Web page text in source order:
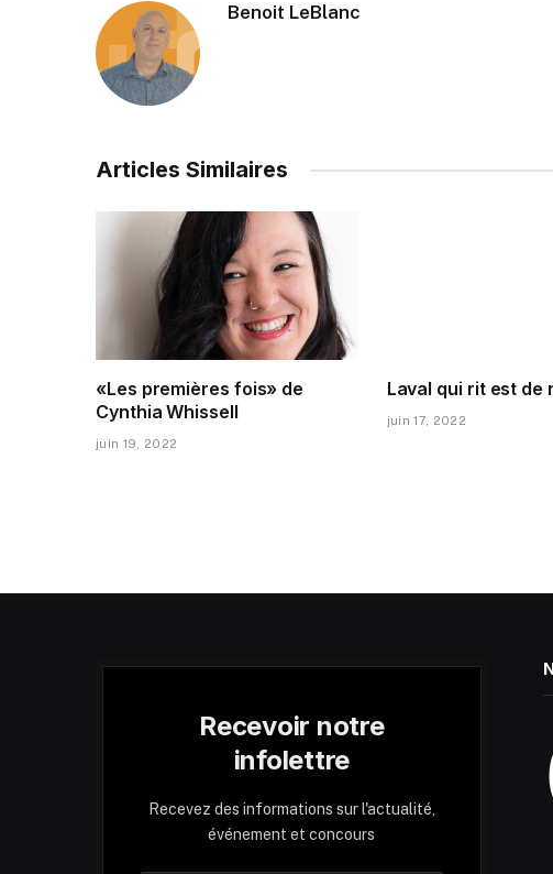
Benoit LeBlanc
Articles Similaires
«Les premières fois» de
Cynthia Whissell
juin 19, 2022
Laval qui rit est de
juin 17, 2022
Recevoir notre
infolettre
Recevez des informations sur l'actualité,
événement et concours